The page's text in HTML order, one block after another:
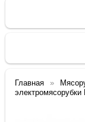
Главная